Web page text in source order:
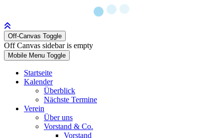
Off-Canvas Toggle
Off Canvas sidebar is empty
Mobile Menu Toggle
Startseite
Kalender
Überblick
Nächste Termine
Verein
Über uns
Vorstand & Co.
Vorstand